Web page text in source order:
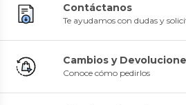
Contáctanos
Te ayudamos con dudas y
Cambios y
Conoce cómo pedirlos